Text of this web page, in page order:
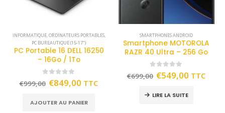
INFORMATIQUE,ORDINATEURS PORTABLES,
PC BUREAUTIQUE (15-17")
PC Portable 16 DELL 16250
– 16Go / 1To
out of 5
€999,00 €849,00 TTC
AJOUTER AU PANIER
SMARTPHONES ANDROID
Smartphone MOTOROLA
RAZR 40 Ultra – 256 Go
out of 5
€699,00 €549,00 TTC
LIRE LA SUITE